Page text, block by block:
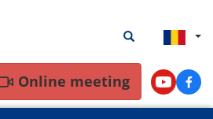
Rezultate
căutare
Rezultate
Online meeting Youtube